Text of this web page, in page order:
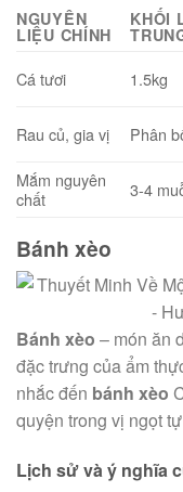
NGUYÊN
LIỆU CHÍNH
KHỐI
Cá tươi 1.5kg
Rau củ, gia vị
Phân
Mắm nguyên
chất
3-4
Bánh xèo
Bánh xèo – món ăn
đặc trưng của ẩm
nhắc đến bánh xèo
quyện trong vị ngọt
Lịch sử và ý nghĩa